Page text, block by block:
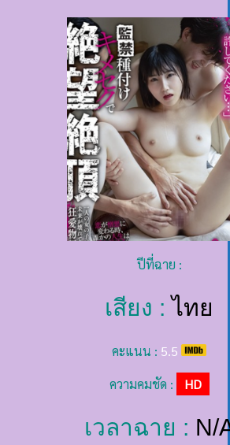
ปีที่ฉาย :
เสียง :ไทย
คะแนน : 5.5
ความคมชัด :
HD
เวลาฉาย : N/